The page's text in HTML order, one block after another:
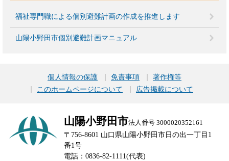
福祉専門職による個別避難計画の作成を推進します
山陽小野田市個別避難計画マニュアル
個人情報の保護 免責事項
著作権等
このホームページについて
広告掲載について
山陽小野田市法人番号 3000020352161
〒756-8601 山口県山陽小野田市日の出一丁目1
番1号
電話：0836-82-1111(代表)